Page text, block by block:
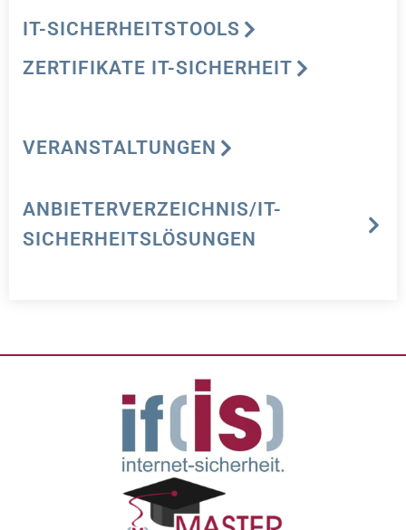
IT-SICHERHEITSTOOLS
ZERTIFIKATE IT-SICHERHEIT
VERANSTALTUNGEN
ANBIETERVERZEICHNIS/IT-
SICHERHEITSLÖSUNGEN